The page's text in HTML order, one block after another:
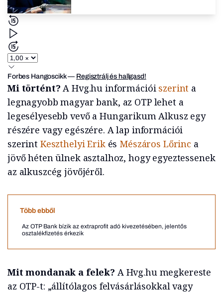
Forbes Hangoscikk— Regisztrálj és hallgasd!
Mi történt? A Hvg.hu információi szerint a
legnagyobb magyar bank, az OTP lehet a
legesélyesebb vevő a Hungarikum Alkusz egy
részére vagy egészére. A lap információi
szerint Keszthelyi Erikés Mészáros Lőrinc a
jövő héten ülnek asztalhoz, hogy egyeztessenek
az alkuszcég jövőjéről.
Több ebből
Az OTP Bank bízik az extraprofit adó kivezetésében, jelentős
osztalékfizetés érkezik
Mit mondanak a felek? A Hvg.hu megkereste
az OTP-t: „állítólagos felvásárlásokkal vagy